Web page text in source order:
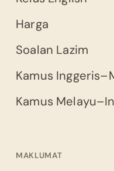
Harga
Soalan Lazim
Kamus
Kamus
MAKLUMAT